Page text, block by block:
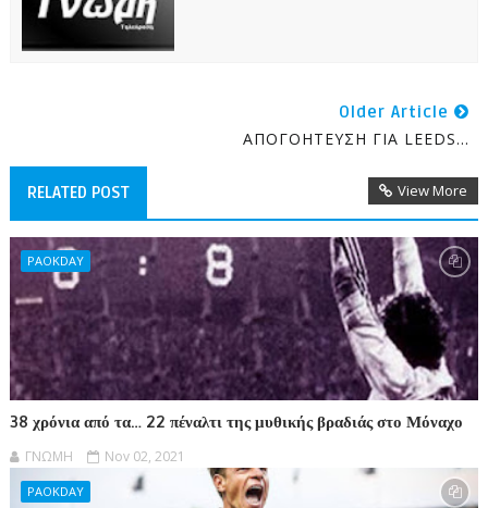
Older Article
ΑΠΟΓΟΗΤΕΥΣΗ ΓΙΑ LEEDS...
RELATED POST View More
PAOKDAY
38 χρόνια από τα… 22 πέναλτι της μυθικής βραδιάς στο Μόναχο
ΓΝΩΜΗ Nov 02, 2021
PAOKDAY